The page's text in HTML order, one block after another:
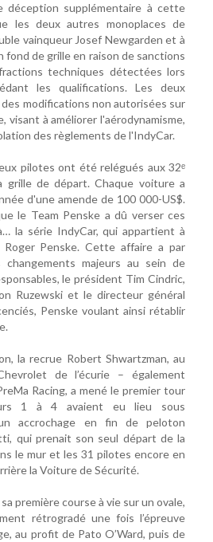
déception supplémentaire à cette
les deux autres monoplaces de
vainqueur Josef Newgarden et à
fond de grille en raison de sanctions
techniques détectées lors
les qualifications. Les deux
modifications non autorisées sur
visant à améliorer l'aérodynamisme,
des règlements de l'IndyCar.
pilotes ont été relégués aux 32ᵉ
grille de départ. Chaque voiture a
d'une amende de 100 000-US$.
le Team Penske a dû verser ces
la série IndyCar, qui appartient à
Roger Penske. Cette affaire a par
majeurs au sein de
le président Tim Cindric,
Ruzewski et le directeur général
Penske voulant ainsi rétablir
la recrue Robert Shwartzman, au
de l’écurie – également
Racing, a mené le premier tour
1 à 4 avaient eu lieu sous
accrochage en fin de peloton
qui prenait son seul départ de la
le mur et les 31 pilotes encore en
la Voiture de Sécurité.
première course à vie sur un ovale,
rétrogradé une fois l’épreuve
au profit de Pato O’Ward, puis de